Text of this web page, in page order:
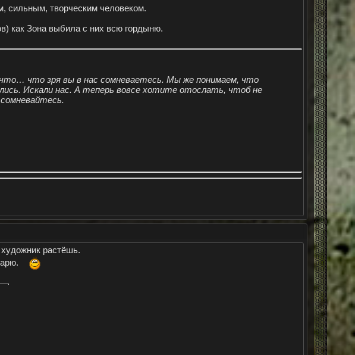
сильным, творческим человеком.
как Зона выбила с них всю гордыню.
что зря вы в нас сомневаетесь. Мы же понимаем, что
Искали нас. А теперь вовсе хотите отослать, чтоб не
растёшь.